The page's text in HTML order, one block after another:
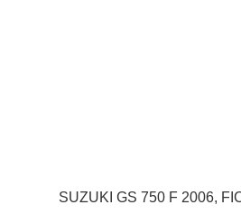
SUZUKI GS 750 F 2006,